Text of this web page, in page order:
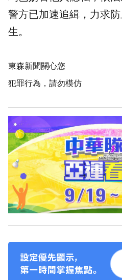
警方已加速追緝，力求
生。
東森新聞關心您
犯罪行為，請勿模仿